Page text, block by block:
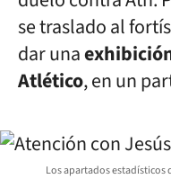
se traslado al
dar una
Atlético, en un
Los apartados estadísticos